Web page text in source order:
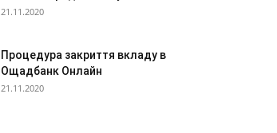
21.11.2020
Процедура закриття вкладу в
Ощадбанк Онлайн
21.11.2020